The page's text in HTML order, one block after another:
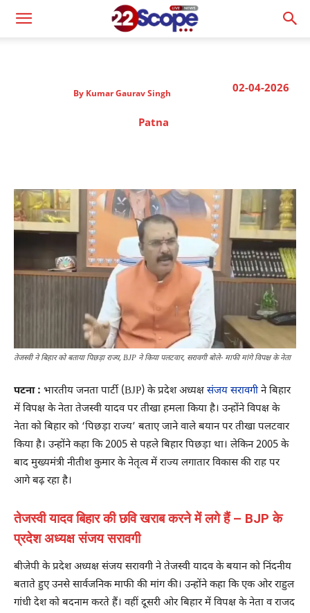
02-04-2026
By Kumar Gaurav Singh
Patna
तेजस्वी ने बिहार को बताया पिछड़ा राज्य, BJP ने किया पलटवार, सरावगी बोले- माफी मांगे विपक्ष के नेता
पटना : भारतीय जनता पार्टी (BJP) के प्रदेश अध्यक्ष संजय सरावगीने बिहार
में विपक्ष के नेता तेजस्वी यादव पर तीखा हमला किया है। उन्होंने विपक्ष के
नेता को बिहार को ‘पिछड़ा राज्य’ बताए जाने वाले बयान पर तीखा पलटवार
किया है। उन्होंने कहा कि 2005 से पहले बिहार पिछड़ा था। लेकिन 2005 के
बाद मुख्यमंत्री नीतीश कुमार के नेतृत्व में राज्य लगातार विकास की राह पर
आगे बढ़ रहा है।
तेजस्वी यादव बिहार की छवि खराब करने में लगे हैं – BJP के
प्रदेश अध्यक्ष संजय सरावगी
बीजेपी के प्रदेश अध्यक्ष संजय सरावगी ने तेजस्वी यादव के बयान को निंदनीय
बताते हुए उनसे सार्वजनिक माफी की मांग की। उन्होंने कहा कि एक ओर राहुल
गांधी देश को बदनाम करते हैं। वहीं दूसरी ओर बिहार में विपक्ष के नेता व राजद